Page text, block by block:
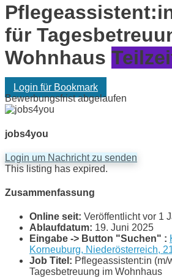
für
Wohnhaus
Login für Bookmark
Bewerbungsfrist abgelaufen
jobs4you
Login um Nachricht zu senden
This listing has expired.
Zusammenfassung
Online seit: Veröffentlicht vor 1
Ablaufdatum: 19. Juni 2025
Eingabe -> Button "Suchen" :
Korneuburg, Niederösterreich,
Job Titel: Pflegeassistent:in (m/
Tagesbetreuung im Wohnhaus